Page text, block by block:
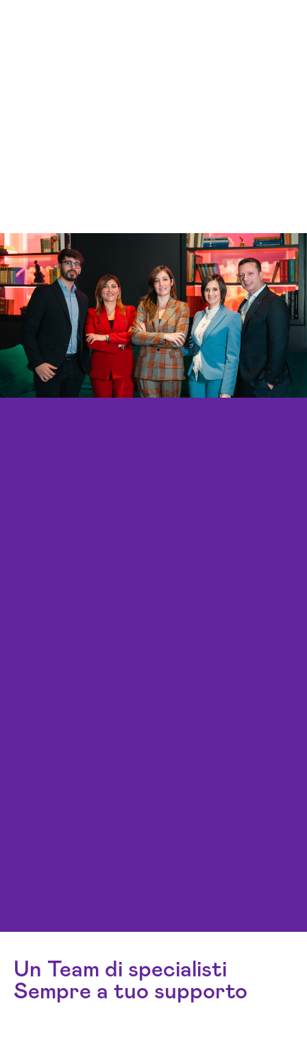
Un Team di specialisti
Sempre a tuo supporto